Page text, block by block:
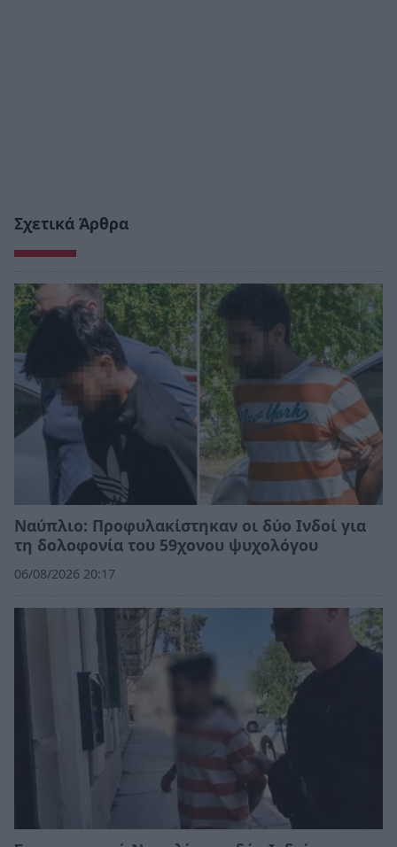
Σχετικά Άρθρα
Ναύπλιο: Προφυλακίστηκαν οι δύο Ινδοί για
τη δολοφονία του 59χονου ψυχολόγου
06/08/2026 20:17